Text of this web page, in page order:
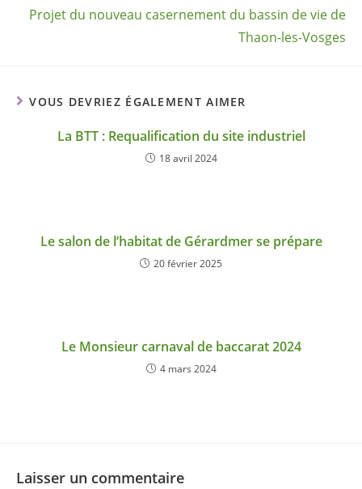
Projet du nouveau casernement du bassin de vie de
Thaon-les-Vosges
VOUS DEVRIEZ ÉGALEMENT AIMER
La BTT : Requalification du site industriel
18 avril 2024
Le salon de l’habitat de Gérardmer se prépare
20 février 2025
Le Monsieur carnaval de baccarat 2024
4 mars 2024
Laisser un commentaire